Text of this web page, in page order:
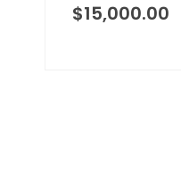
$15,000.00